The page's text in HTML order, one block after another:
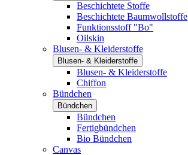
Beschichtete Stoffe
Beschichtete Baumwollstoffe
Funktionsstoff "Bo"
Oilskin
Blusen- & Kleiderstoffe
Blusen- & Kleiderstoffe
Blusen- & Kleiderstoffe
Chiffon
Bündchen
Bündchen
Bündchen
Fertigbündchen
Bio Bündchen
Canvas